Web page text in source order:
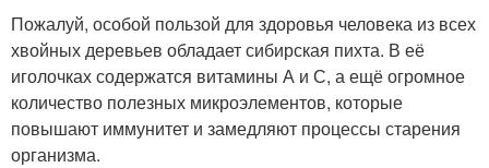
Пожалуй, особой пользой для здоровья человека из всех
хвойных деревьев обладает сибирская пихта. В её
иголочках содержатся витамины А и С, а ещё огромное
количество полезных микроэлементов, которые
повышают иммунитет и замедляют процессы старения
организма.